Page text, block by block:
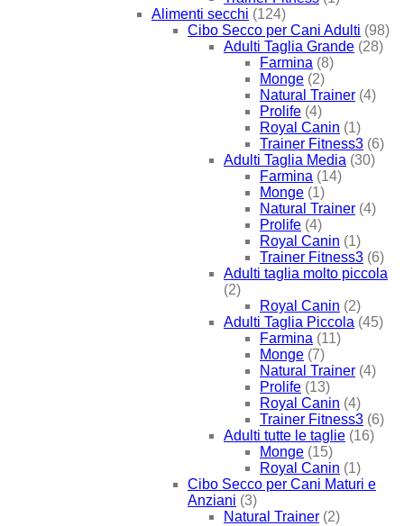
Alimenti secchi (124)
Cibo Secco per Cani Adulti (98)
Adulti Taglia Grande (28)
Farmina (8)
Monge (2)
Natural Trainer (4)
Prolife (4)
Royal Canin (1)
Trainer Fitness3 (6)
Adulti Taglia Media (30)
Farmina (14)
Monge (1)
Natural Trainer (4)
Prolife (4)
Royal Canin (1)
Trainer Fitness3 (6)
Adulti taglia molto piccola
(2)
Royal Canin (2)
Adulti Taglia Piccola (45)
Farmina (11)
Monge (7)
Natural Trainer (4)
Prolife (13)
Royal Canin (4)
Trainer Fitness3 (6)
Adulti tutte le taglie (16)
Monge (15)
Royal Canin (1)
Cibo Secco per Cani Maturi e
Anziani (3)
Natural Trainer (2)